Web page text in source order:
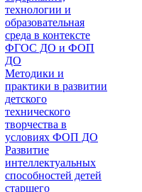
технологии и
образовательная
среда в контексте
ФГОС ДО и ФОП
ДО
Методики и
практики в развитии
детского
технического
творчества в
условиях ФОП ДО
Развитие
интеллектуальных
способностей детей
старшего